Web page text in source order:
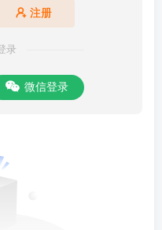
注册
录
微信登录